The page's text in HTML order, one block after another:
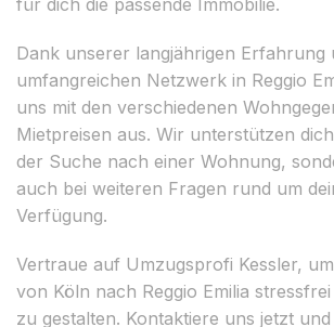
Dank unserer langjährigen Erfahrung
umfangreichen Netzwerk in Reggio
uns mit den verschiedenen
Mietpreisen aus. Wir unterstützen
der Suche nach einer Wohnung,
auch bei weiteren Fragen rund um
Verfügung.
Vertraue auf Umzugsprofi Kessler,
von Köln nach Reggio Emilia
zu gestalten. Kontaktiere uns jetzt